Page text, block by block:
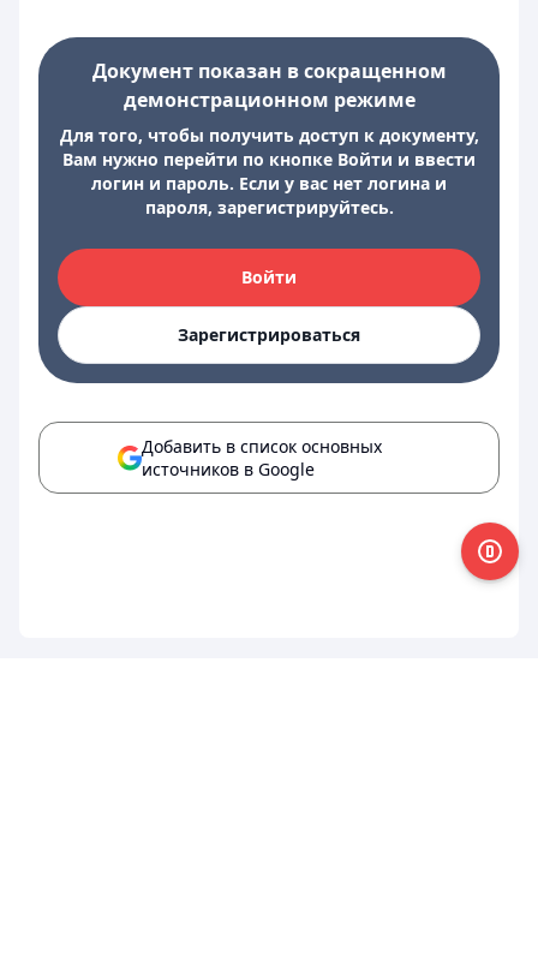
Документ показан в сокращенном
демонстрационном режиме
Для того, чтобы получить доступ к документу,
Вам нужно перейти по кнопке Войти и ввести
логин и пароль. Если у вас нет логина и
пароля, зарегистрируйтесь.
Войти
Зарегистрироваться
Добавить в список основных
источников в Google